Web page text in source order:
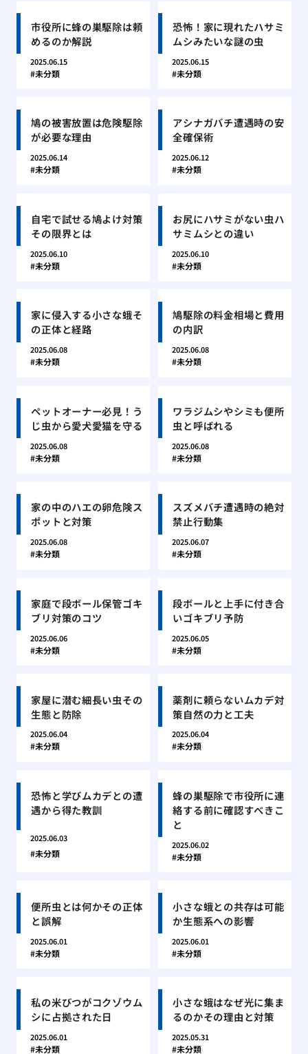
市役所に蜂の巣駆除は頼
めるのか解説
2025.06.15
未分類
恐怖！家に現れたハサミ
ムシみたいな謎の虫
2025.06.15
未分類
鳩の被害放置は危険駆除
が必要な理由
2025.06.14
未分類
アシナガバチ遭遇時の安
全確保術
2025.06.12
未分類
自宅で試せる鳩よけ対策
その限界とは
2025.06.10
未分類
お尻にハサミがない虫ハ
サミムシとの違い
2025.06.10
未分類
家に侵入する小さな蛾そ
の正体と経路
2025.06.08
未分類
鳩駆除の料金相場と費用
の内訳
2025.06.08
未分類
ペットオーナー必見！う
じ虫から愛犬愛猫を守る
2025.06.08
未分類
ワラジムシやシミも便所
虫と呼ばれる
2025.06.08
未分類
家の中のハエの卵危険ス
ポットと対策
2025.06.08
未分類
スズメバチ遭遇時の絶対
禁止行動集
2025.06.07
未分類
家庭で段ボール保管ゴキ
ブリ対策のコツ
2025.06.06
未分類
段ボールと上手に付き合
いゴキブリ予防
2025.06.05
未分類
家屋に潜む細長い虫その
生態と防除
2025.06.04
未分類
薬剤に頼らないムカデ対
策自然の力と工夫
2025.06.04
未分類
恐怖と学びムカデとの遭
遇から得た教訓
2025.06.03
未分類
蜂の巣駆除で市役所に連
絡する前に確認すべきこ
と
2025.06.02
未分類
便所虫とは何かその正体
と誤解
2025.06.01
未分類
小さな蛾との共存は可能
か生態系への影響
2025.06.01
未分類
私の米びつがコクゾウム
シに占拠された日
2025.06.01
未分類
小さな蛾はなぜ光に集ま
るのかその理由と対策
2025.05.31
未分類